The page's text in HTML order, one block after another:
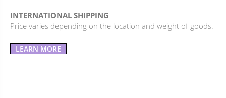
INTERNATIONAL SHIPPING
Price varies depending on the location and weight of goods.
LEARN MORE